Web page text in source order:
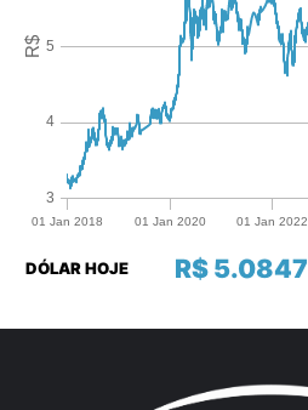
R$ 5.0847
DÓLAR HOJE